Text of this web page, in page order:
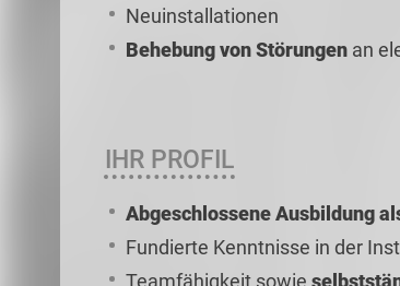
Neuinstallationen
Behebung von Störungen an
IHR PROFIL
Abgeschlossene Ausbildung
Fundierte Kenntnisse in der
Teamfähigkeit sowie